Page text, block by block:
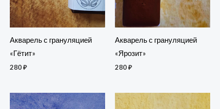
Акварель с грануляцией
«Гётит»
280₽
Акварель с грануляцией
«Ярозит»
280₽